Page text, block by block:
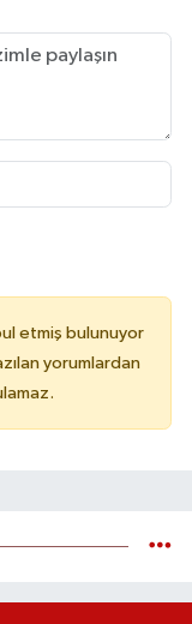
etmiş bulunuyor
yorumlardan